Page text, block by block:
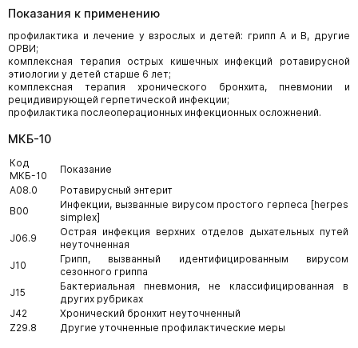
Показания к применению
профилактика и лечение у взрослых и детей: грипп А и В, другие
ОРВИ;
комплексная терапия острых кишечных инфекций ротавирусной
этиологии у детей старше 6 лет;
комплексная терапия хронического бронхита, пневмонии и
рецидивирующей герпетической инфекции;
профилактика послеоперационных инфекционных осложнений.
МКБ-10
Код
МКБ-10
Показание
A08.0
Ротавирусный энтерит
B00
Инфекции, вызванные вирусом простого герпеса [herpes
simplex]
J06.9
Острая инфекция верхних отделов дыхательных путей
неуточненная
J10
Грипп, вызванный идентифицированным вирусом
сезонного гриппа
J15
Бактериальная пневмония, не классифицированная в
других рубриках
J42
Хронический бронхит неуточненный
Z29.8
Другие уточненные профилактические меры